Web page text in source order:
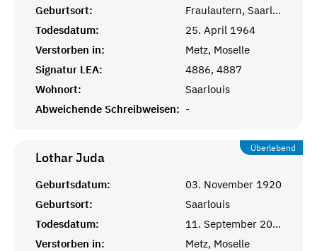
Geburtsort:
Fraulautern, Saarlouis
Todesdatum:
25. April 1964
Verstorben in:
Metz, Moselle
Signatur LEA:
4886, 4887
Wohnort:
Saarlouis
Abweichende Schreibweisen: -
Überlebend
LotharJuda
Geburtsdatum:
03. November 1920
Geburtsort:
Saarlouis
Todesdatum:
11. September 2000
Verstorben in:
Metz, Moselle